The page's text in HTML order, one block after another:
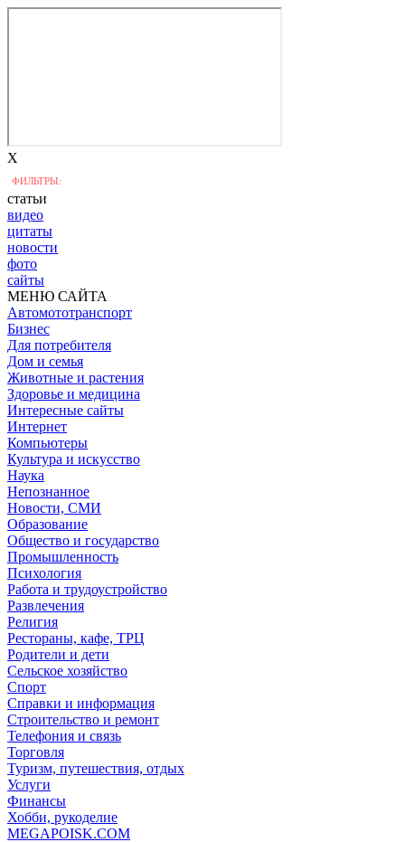
X
ФИЛЬТРЫ:
статьи
видео
цитаты
новости
фото
сайты
МЕНЮ САЙТА
Автомототранспорт
Бизнес
Для потребителя
Дом и семья
Животные и растения
Здоровье и медицина
Интересные сайты
Интернет
Компьютеры
Культура и искусство
Наука
Непознанное
Новости, СМИ
Образование
Общество и государство
Промышленность
Психология
Работа и трудоустройство
Развлечения
Религия
Рестораны, кафе, ТРЦ
Родители и дети
Сельское хозяйство
Спорт
Справки и информация
Строительство и ремонт
Телефония и связь
Торговля
Туризм, путешествия, отдых
Услуги
Финансы
Хобби, рукоделие
MEGAPOISK.COM